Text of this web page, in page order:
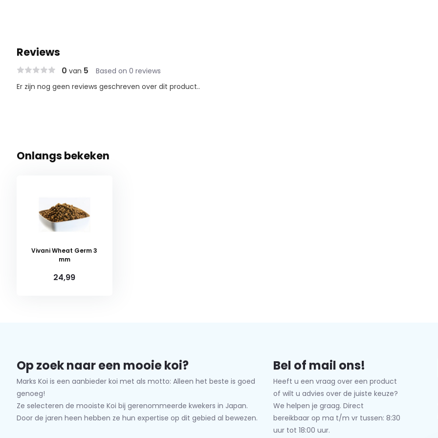
Reviews
0 van 5 Based on 0 reviews
Er zijn nog geen reviews geschreven over dit product..
Onlangs bekeken
Vivani Wheat Germ 3
mm
24,99
Op zoek naar een mooie koi?
Marks Koi is een aanbieder koi met als motto: Alleen het beste is goed
genoeg!
Ze selecteren de mooiste Koi bij gerenommeerde kwekers in Japan.
Door de jaren heen hebben ze hun expertise op dit gebied al bewezen.
Bel of mail ons!
Heeft u een vraag over een product
of wilt u advies over de juiste keuze?
We helpen je graag. Direct
bereikbaar op ma t/m vr tussen: 8:30
uur tot 18:00 uur.